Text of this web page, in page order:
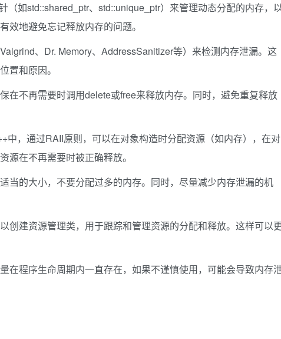
（如std::shared_ptr、std::unique_ptr）来管理动态分配的内存，
效地避免忘记释放内存的问题。
、Dr. Memory、AddressSanitizer等）来检测内存泄漏。这
置和原因。
在不再需要时调用delete或free来释放内存。同时，避免重复释放
中，通过RAII原则，可以在对象构造时分配资源（如内存），在对
源在不再需要时被正确释放。
当的大小，不要分配过多的内存。同时，尽量减少内存泄漏的机
创建资源管理类，用于跟踪和管理资源的分配和释放。这样可以
在程序生命周期内一直存在，如果不谨慎使用，可能会导致内存